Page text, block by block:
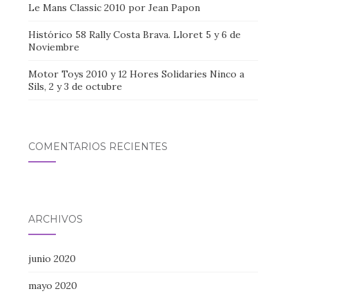
Le Mans Classic 2010 por Jean Papon
Histórico 58 Rally Costa Brava. Lloret 5 y 6 de
Noviembre
Motor Toys 2010 y 12 Hores Solidaries Ninco a
Sils, 2 y 3 de octubre
COMENTARIOS RECIENTES
ARCHIVOS
junio 2020
mayo 2020